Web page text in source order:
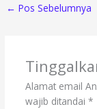
← Pos Sebelumnya
Alamat email
wajib ditandai *